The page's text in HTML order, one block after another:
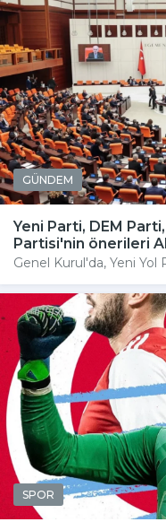
GÜNDEM
Yeni Parti, DEM
Partisi'nin önerileri
Genel Kurul'da, Yeni Yol
SPOR